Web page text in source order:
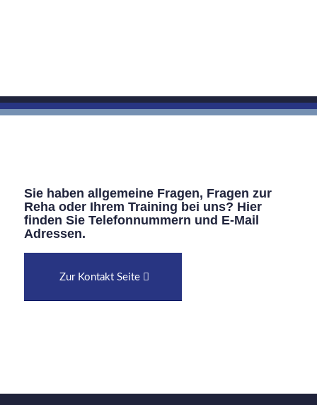
Sie haben allgemeine Fragen, Fragen zur
Reha oder Ihrem Training bei uns? Hier
finden Sie Telefonnummern und E-Mail
Adressen.
Zur Kontakt Seite